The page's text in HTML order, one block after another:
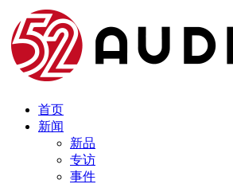
首页
新闻
新品
专访
事件